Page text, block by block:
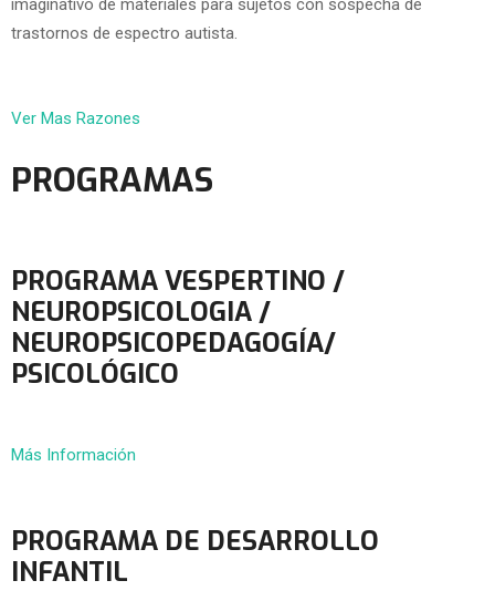
imaginativo de materiales para sujetos con sospecha de
trastornos de espectro autista.
Ver Mas Razones
PROGRAMAS
PROGRAMA VESPERTINO /
NEUROPSICOLOGIA /
NEUROPSICOPEDAGOGÍA/
PSICOLÓGICO
Más Información
PROGRAMA DE DESARROLLO
INFANTIL